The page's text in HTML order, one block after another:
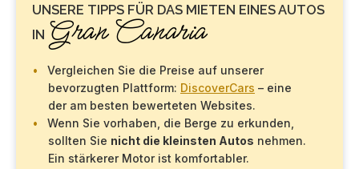
UNSERE TIPPS FÜR DAS MIETEN EINES AUTOS
IN Gran Canaria
Vergleichen Sie die Preise auf unserer
bevorzugten Plattform: DiscoverCars – eine
der am besten bewerteten Websites.
Wenn Sie vorhaben, die Berge zu erkunden,
sollten Sie nicht die kleinsten Autos nehmen.
Ein stärkerer Motor ist komfortabler.